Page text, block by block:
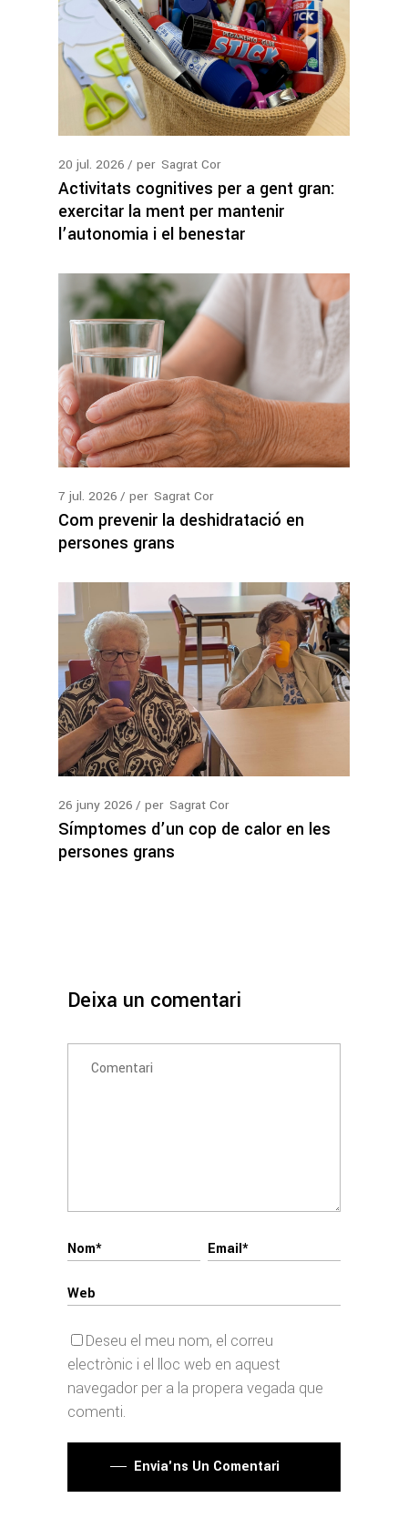
20 jul. 2026 per Sagrat Cor
Activitats cognitives per a gent gran:
exercitar la ment per mantenir
l’autonomia i el benestar
7 jul. 2026 per Sagrat Cor
Com prevenir la deshidratació en
persones grans
26 juny 2026 per Sagrat Cor
Símptomes d’un cop de calor en les
persones grans
Deixa un comentari
Deseu el meu nom, el correu
electrònic i el lloc web en aquest
navegador per a la propera vegada que
comenti.
Envia'ns Un Comentari